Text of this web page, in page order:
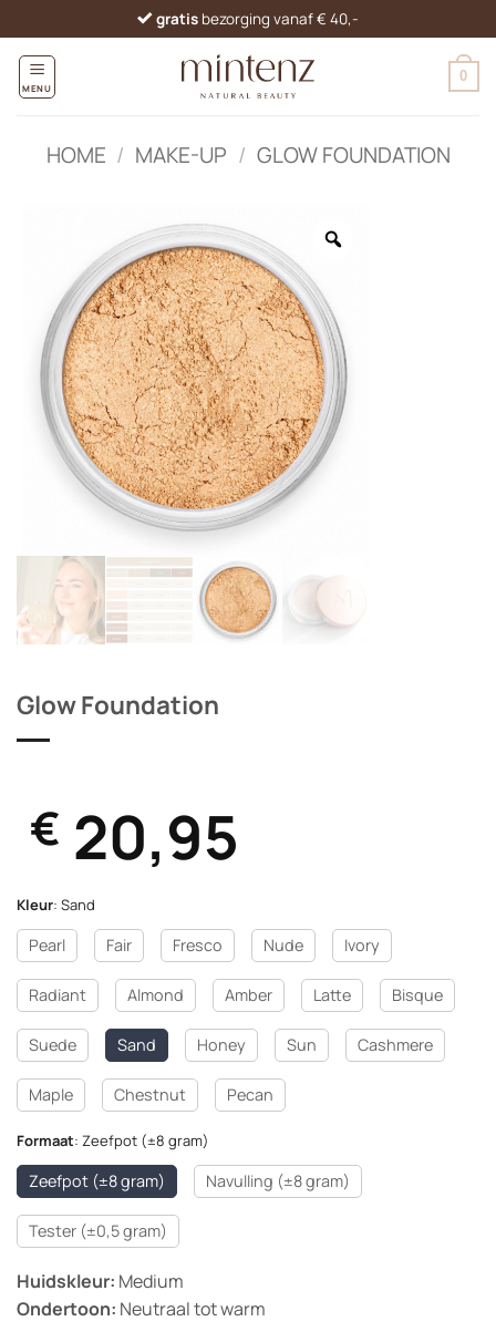
naar
inhoud
gratis bezorging vanaf € 40,-
MENU
0
HOME / MAKE-UP / GLOW FOUNDATION
Glow Foundation
€ 20,95
Kleur: Sand
Pearl Fair Fresco Nude Ivory
Radiant Almond Amber Latte Bisque
Suede Sand Honey Sun Cashmere
Maple Chestnut Pecan
Formaat: Zeefpot (±8 gram)
Zeefpot (±8 gram) Navulling (±8 gram)
Tester (±0,5 gram)
Huidskleur: Medium
Ondertoon: Neutraal tot warm